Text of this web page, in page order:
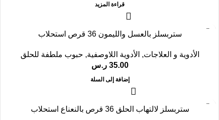
قراءة المزيد
ستربسلز بالعسل والليمون 36 قرص استحلاب
الأدوية و العلاجات, الأدوية اللاوصفية, حبوب ملطفة للحلق
35.00 ر.س
إضافة إلى السلة
ستربسلز لالتهاب الحلق 36 قرص بالنعناع استحلاب